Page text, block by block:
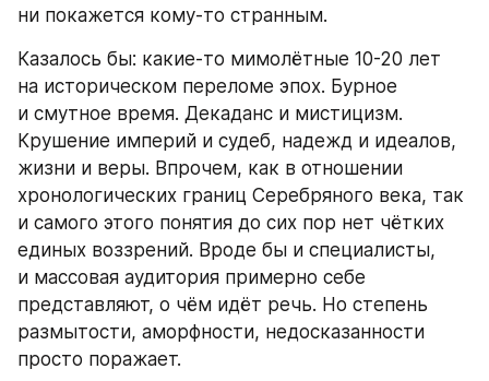
ни покажется кому-то странным.
Казалось бы: какие-то мимолётные 10-20 лет
на историческом переломе эпох. Бурное
и смутное время. Декаданс и мистицизм.
Крушение империй и судеб, надежд и идеалов,
жизни и веры. Впрочем, как в отношении
хронологических границ Серебряного века, так
и самого этого понятия до сих пор нет чётких
единых воззрений. Вроде бы и специалисты,
и массовая аудитория примерно себе
представляют, о чём идёт речь. Но степень
размытости, аморфности, недосказанности
просто поражает.